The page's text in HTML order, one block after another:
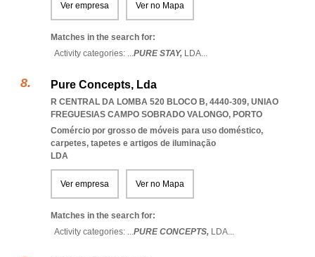
Ver empresa Ver no Mapa
Matches in the search for:
Activity categories: ...PURE STAY, LDA...
Pure Concepts, Lda
R CENTRAL DA LOMBA 520 BLOCO B, 4440-309, UNIAO
FREGUESIAS CAMPO SOBRADO VALONGO, PORTO
Comércio por grosso de móveis para uso doméstico,
carpetes, tapetes e artigos de iluminação
LDA
Ver empresa Ver no Mapa
Matches in the search for:
Activity categories: ...PURE CONCEPTS, LDA...